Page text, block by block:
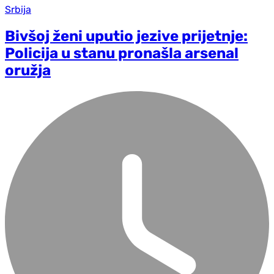
Srbija
Bivšoj ženi uputio jezive prijetnje:
Policija u stanu pronašla arsenal
oružja